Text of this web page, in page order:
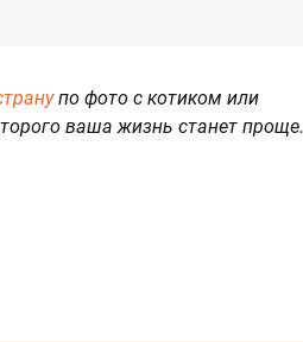
по фото с котиком или
ваша жизнь станет проще.